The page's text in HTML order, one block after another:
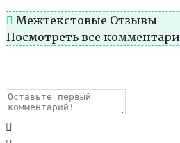
Межтекстовые Отзывы
Посмотреть все